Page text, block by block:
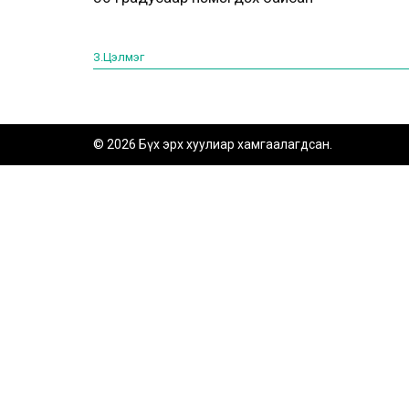
З.Цэлмэг
© 2026 Бүх эрх хуулиар хамгаалагдсан.